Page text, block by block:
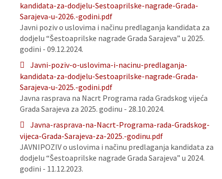
kandidata-za-dodjelu-Sestoaprilske-nagrade-Grada-
Sarajeva-u-2026.-godini.pdf
Javni poziv o uslovima i načinu predlaganja kandidata za
dodjelu “Šestoaprilske nagrade Grada Sarajeva” u 2025.
godini - 09.12.2024.
Javni-poziv-o-uslovima-i-nacinu-predlaganja-
kandidata-za-dodjelu-Sestoaprilske-nagrade-Grada-
Sarajeva-u-2025.-godini.pdf
Javna rasprava na Nacrt Programa rada Gradskog vijeća
Grada Sarajeva za 2025. godinu - 28.10.2024.
Javna-rasprava-na-Nacrt-Programa-rada-Gradskog-
vijeca-Grada-Sarajeva-za-2025.-godinu.pdf
JAVNIPOZIV o uslovima i načinu predlaganja kandidata za
dodjelu “Šestoaprilske nagrade Grada Sarajeva” u 2024.
godini - 11.12.2023.